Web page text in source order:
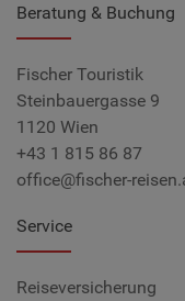
Beratung & Buchung
Fischer Touristik
Steinbauergasse 9
1120 Wien
+43 1 815 86 87
office@fischer-
Service
Reiseversicherung